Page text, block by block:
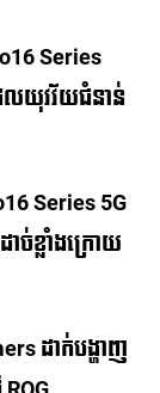
Series
ែលយុវវ័យជំនាន់
Series 5G
ច់ខ្លាំងក្រោយ
ដាក់បង្ហាញ